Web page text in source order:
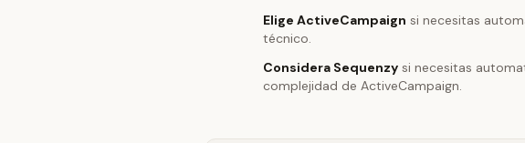
Elige ActiveCampaign si necesitas
técnico.
Considera Sequenzy si necesitas
complejidad de ActiveCampaign.